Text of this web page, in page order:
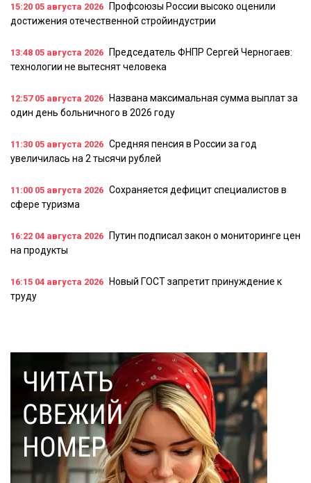
15:20 05 августа 2026
Профсоюзы России высоко оценили
достижения отечественной стройиндустрии
13:48 05 августа 2026
Председатель ФНПР Сергей Черногаев:
технологии не вытеснят человека
12:5705 августа 2026
Названа максимальная сумма выплат за
один день больничного в 2026 году
11:30 05 августа 2026 Средняя пенсия в России за год
увеличилась на 2 тысячи рублей
11:00 05 августа 2026 Сохраняется дефицит специалистов в
сфере туризма
16:22 04 августа 2026
Путин подписал закон о мониторинге цен
на продукты
16:15 04 августа 2026
Новый ГОСТ запретит принуждение к
труду